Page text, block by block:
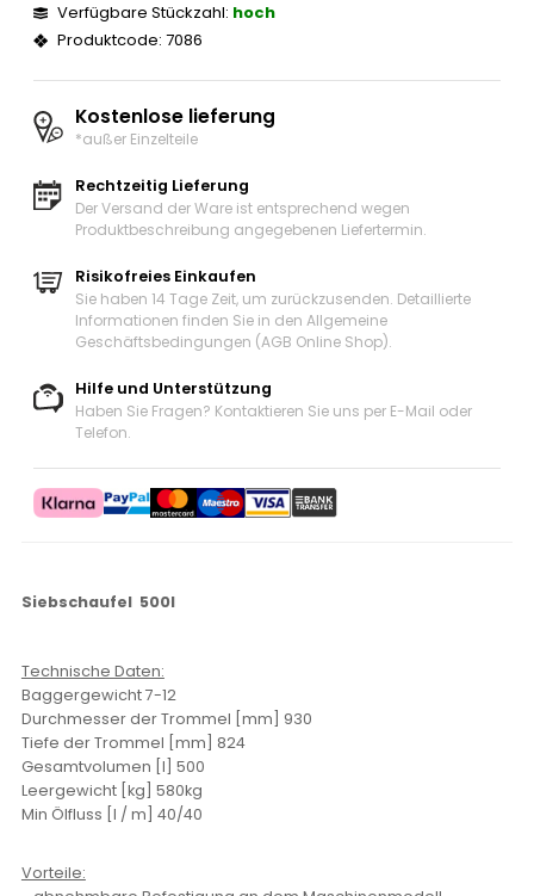
Verfügbare Stückzahl: hoch
Produktcode: 7086
Kostenlose lieferung
*außer Einzelteile
Rechtzeitig Lieferung
Der Versand der Ware ist entsprechend wegen
Produktbeschreibung angegebenen Liefertermin.
Risikofreies Einkaufen
Sie haben 14 Tage Zeit, um zurückzusenden. Detaillierte
Informationen finden Sie in den Allgemeine
Geschäftsbedingungen (AGB Online Shop).
Hilfe und Unterstützung
Haben Sie Fragen? Kontaktieren Sie uns per E-Mail oder
Telefon.
Siebschaufel 500l
Technische Daten:
Baggergewicht 7-12
Durchmesser der Trommel [mm] 930
Tiefe der Trommel [mm] 824
Gesamtvolumen [l] 500
Leergewicht [kg] 580kg
Min Ölfluss [l / m] 40/40
Vorteile: